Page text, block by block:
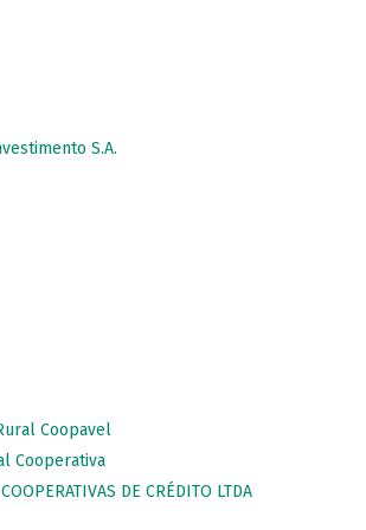
S.A.
Coopavel
Cooperativa
DE CRÉDITO LTDA